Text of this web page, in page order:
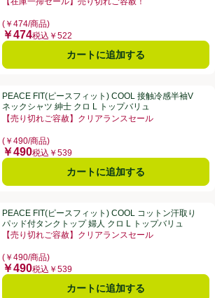
(￥474/商品)
価格
￥474税込￥522
カートに追加する
ット) COOL 接触冷感半袖Vネックシャツ 紳士
5点中5.0点。
PEACE FIT(ピースフィット) COOL 接触冷感半袖V
ネックシャツ 紳士 クロ L トップバリュ
【売り切れご容赦】クリアランスセール
(￥490/商品)
価格
￥490税込￥539
カートに追加する
ット) COOL コットン汗取りパッド付タンクト
5点中0.0点。
PEACE FIT(ピースフィット) COOL コットン汗取り
パッド付タンクトップ 婦人 クロ L トップバリュ
【売り切れご容赦】クリアランスセール
(￥490/商品)
価格
￥490税込￥539
カートに追加する